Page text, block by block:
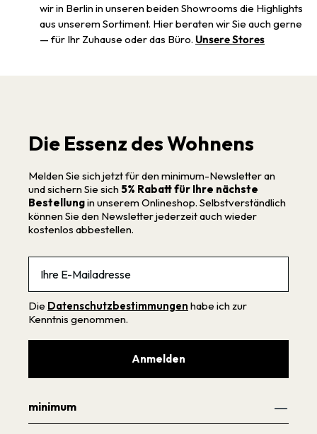
wir in Berlin in unseren beiden Showrooms die Highlights
aus unserem Sortiment. Hier beraten wir Sie auch gerne
— für Ihr Zuhause oder das Büro. Unsere Stores
Die Essenz des Wohnens
Melden Sie sich jetzt für den minimum-Newsletter an
und sichern Sie sich 5% Rabatt für Ihre nächste
Bestellungin unserem Onlineshop. Selbstverständlich
können Sie den Newsletter jederzeit auch wieder
kostenlos abbestellen.
Die Datenschutzbestimmungen habe ich zur
Kenntnis genommen.
Anmelden
minimum